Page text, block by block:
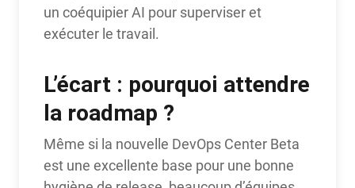
un coéquipier AI pour superviser et
exécuter le travail.
L’écart : pourquoi attendre
la roadmap ?
Même si la nouvelle DevOps Center Beta
est une excellente base pour une bonne